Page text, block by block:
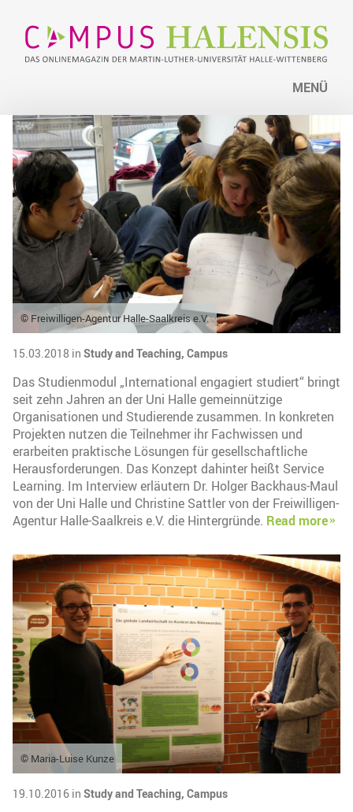
MENÜ
© Freiwilligen-Agentur Halle-Saalkreis e.V.
15.03.2018 in Study and Teaching, Campus
Das Studienmodul „International engagiert studiert“ bringt
seit zehn Jahren an der Uni Halle gemeinnützige
Organisationen und Studierende zusammen. In konkreten
Projekten nutzen die Teilnehmer ihr Fachwissen und
erarbeiten praktische Lösungen für gesellschaftliche
Herausforderungen. Das Konzept dahinter heißt Service
Learning. Im Interview erläutern Dr. Holger Backhaus-Maul
von der Uni Halle und Christine Sattler von der Freiwilligen-
Agentur Halle-Saalkreis e.V. die Hintergründe. Read more
© Maria-Luise Kunze
19.10.2016 in Study and Teaching, Campus